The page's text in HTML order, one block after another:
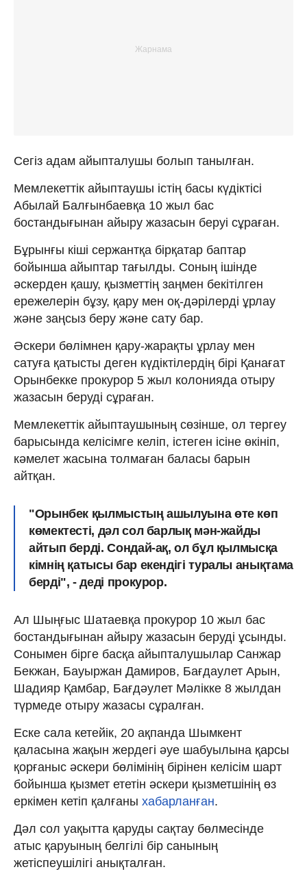
Сегіз адам айыпталушы болып танылған.
Мемлекеттік айыптаушы істің басы күдіктісі
Абылай Балғынбаевқа 10 жыл бас
бостандығынан айыру жазасын беруі сұраған.
Бұрынғы кіші сержантқа бірқатар баптар
бойынша айыптар тағылды. Соның ішінде
әскерден қашу, қызметтің заңмен бекітілген
ережелерін бұзу, қару мен оқ-дәрілерді ұрлау
және заңсыз беру және сату бар.
Әскери бөлімнен қару-жарақты ұрлау мен
сатуға қатысты деген күдіктілердің бірі Қанағат
Орынбекке прокурор 5 жыл колонияда отыру
жазасын беруді сұраған.
Мемлекеттік айыптаушының сөзінше, ол тергеу
барысында келісімге келіп, істеген ісіне өкініп,
кәмелет жасына толмаған баласы барын
айтқан.
"Орынбек қылмыстың ашылуына өте көп
көмектесті, дәл сол барлық мән-жайды
айтып берді. Сондай-ақ, ол бұл қылмысқа
кімнің қатысы бар екендігі туралы анықтама
берді", - деді прокурор.
Ал Шыңғыс Шатаевқа прокурор 10 жыл бас
бостандығынан айыру жазасын беруді ұсынды.
Сонымен бірге басқа айыпталушылар Санжар
Бекжан, Бауыржан Дамиров, Бағдаулет Арын,
Шадияр Қамбар, Бағдәулет Мәлікке 8 жылдан
түрмеде отыру жазасы сұралған.
Еске сала кетейік, 20 ақпанда Шымкент
қаласына жақын жердегі әуе шабуылына қарсы
қорғаныс әскери бөлімінің бірінен келісім шарт
бойынша қызмет ететін әскери қызметшінің өз
еркімен кетіп қалғаны хабарланған.
Дәл сол уақытта қаруды сақтау бөлмесінде
атыс қаруының белгілі бір санының
жетіспеушілігі анықталған.